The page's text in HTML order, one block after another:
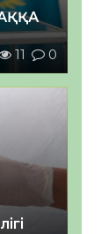
11 0